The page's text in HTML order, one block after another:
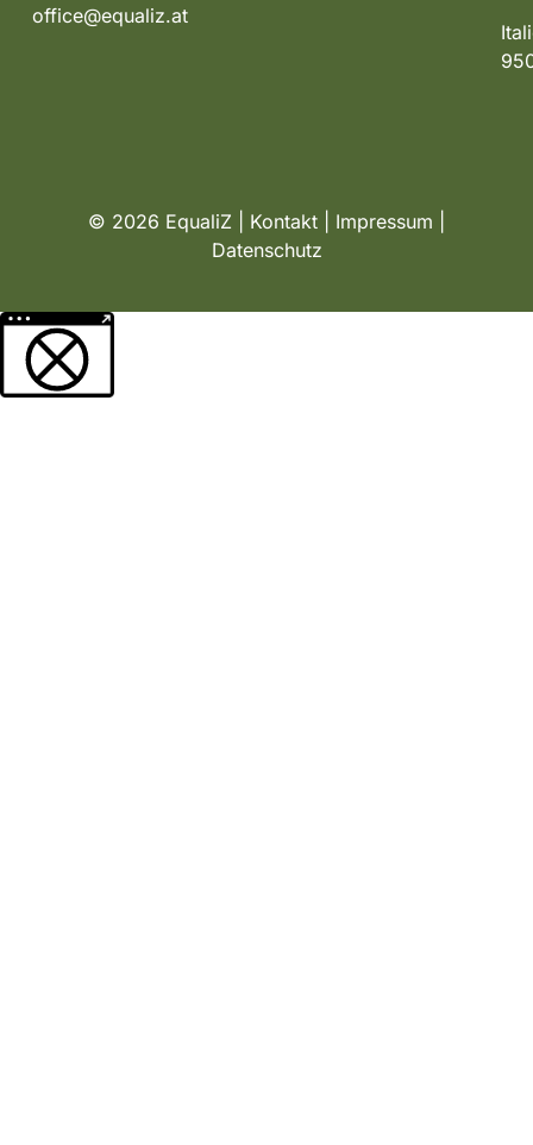
office@equaliz.at
© 2026 EqualiZ | Kontakt Impressum
Datenschutz
Weitere Informationen über den gesperrten Inhalt.